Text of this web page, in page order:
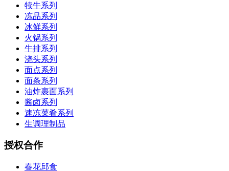
犊牛系列
冻品系列
冰鲜系列
火锅系列
牛排系列
浇头系列
面点系列
面条系列
油炸裹面系列
酱卤系列
速冻菜肴系列
生调理制品
授权合作
春花邱食